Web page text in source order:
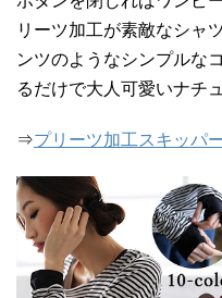
リーツ加工が素敵なシャ
ンツのようなシンプルな
るだけで大人可愛いナチ
⇒プリーツ加工スキッパ